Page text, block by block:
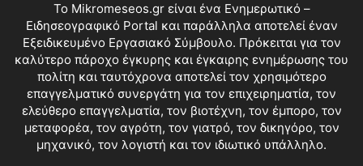
Το Mikromeseos.gr είναι ένα Ενημερωτικό –
Ειδησεογραφικό Portal και παράλληλα αποτελεί έναν
Εξειδικευμένο Εργασιακό Σύμβουλο. Πρόκειται για τον
καλύτερο πάροχο έγκυρης και έγκαιρης ενημέρωσης του
πολίτη και ταυτόχρονα αποτελεί τον χρησιμότερο
επαγγελματικό συνεργάτη για τον επιχειρηματία, τον
ελεύθερο επαγγελματία, τον βιοτέχνη, τον έμπορο, τον
μεταφορέα, τον αγρότη, τον γιατρό, τον δικηγόρο, τον
μηχανικό, τον λογιστή και τον ιδιωτικό υπάλληλο.